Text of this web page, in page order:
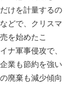
けを計量するの
どで、クリスマ
を始めたこ
ナ軍事侵攻で、
業も節約を強い
廃棄も減少傾向